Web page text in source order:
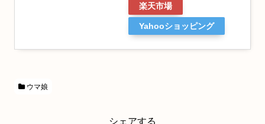
楽天市場
Yahooショッピング
ウマ娘
シェアする